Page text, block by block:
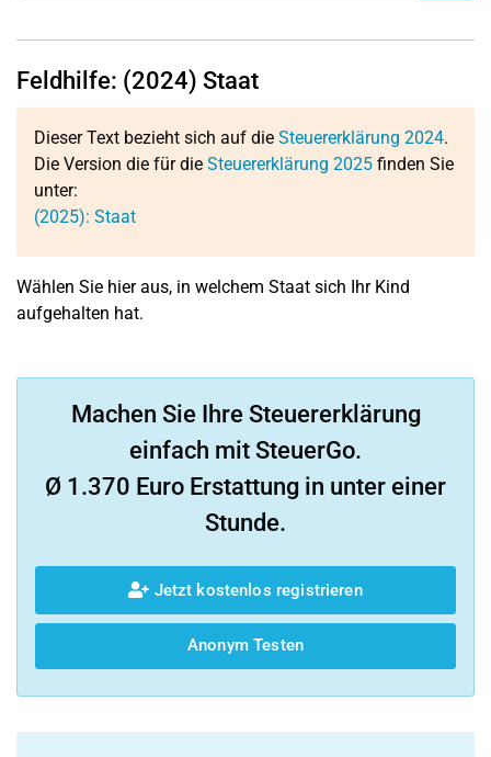
Feldhilfe: (2024) Staat
Dieser Text bezieht sich auf die Steuererklärung 2024.
Die Version die für die Steuererklärung 2025 finden Sie
unter:
(2025): Staat
Wählen Sie hier aus, in welchem Staat sich Ihr Kind
aufgehalten hat.
Machen Sie Ihre Steuererklärung
einfach mit SteuerGo.
Ø 1.370 Euro Erstattung in unter einer
Stunde.
Jetzt kostenlos registrieren
Anonym Testen